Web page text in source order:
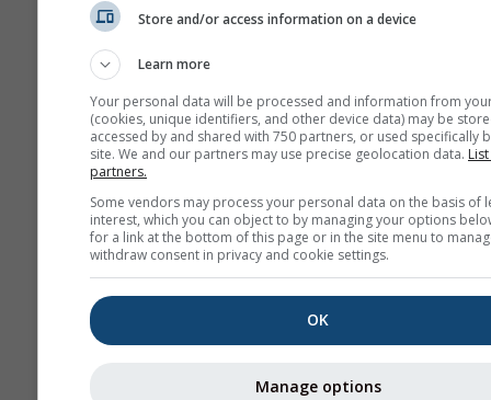
May
Store and/or access information on a device
Learn more
Your personal data will be processed and information from
(cookies, unique identifiers, and other device data) may be
accessed by and shared with 750 partners, or used specifically
site. We and our partners may use precise geolocation data.
partners.
Some vendors may process your personal data on the basis of
interest, which you can object to by managing your options
for a link at the bottom of this page or in the site menu to
withdraw consent in privacy and cookie settings.
OK
Manage options